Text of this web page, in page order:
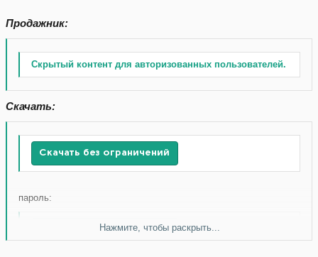
Продажник:
Скрытый контент для авторизованных пользователей.
Скачать:
Скачать без ограничений
пароль:
Скачать без ограничений
Нажмите, чтобы раскрыть...